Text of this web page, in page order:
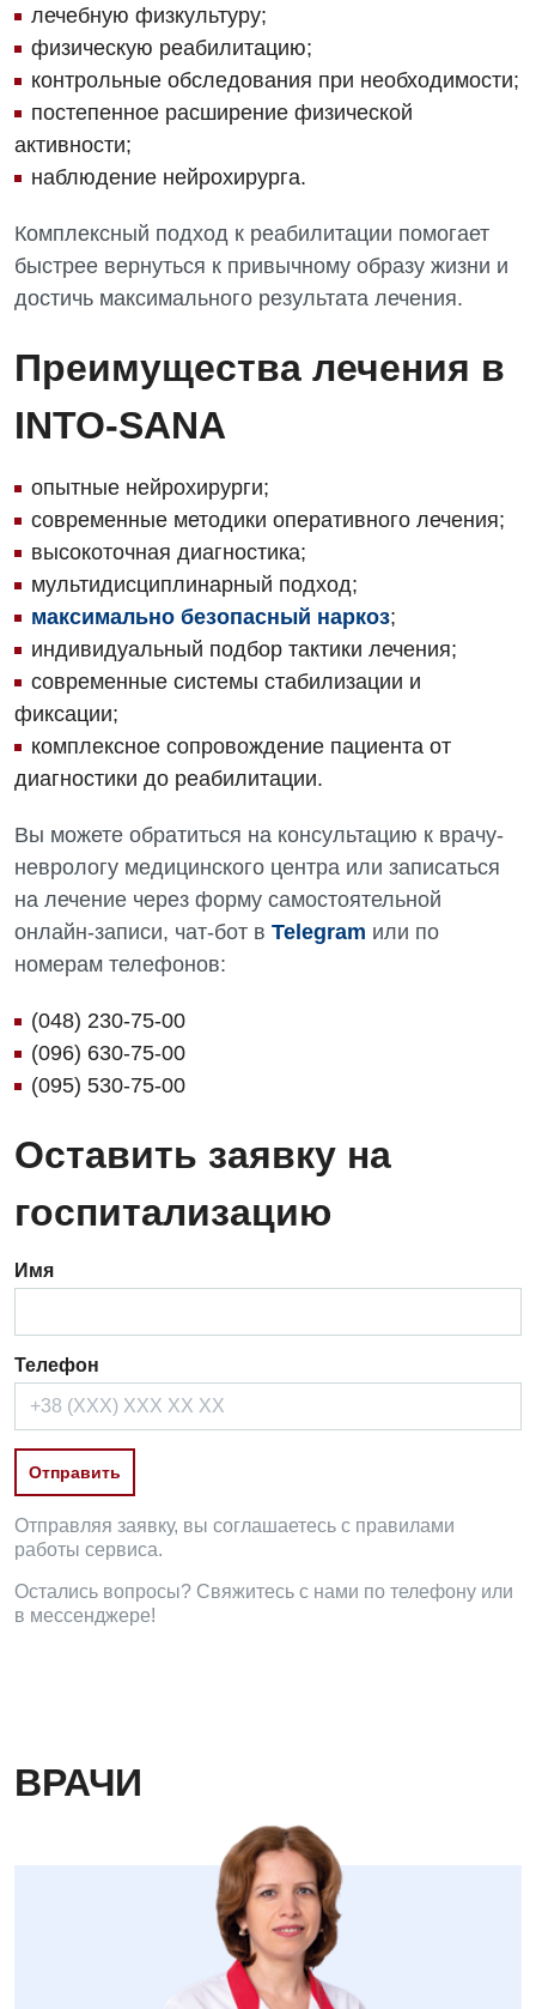
лечебную физкультуру;
физическую реабилитацию;
контрольные обследования при необходимости;
постепенное расширение физической
активности;
наблюдение нейрохирурга.
Комплексный подход к реабилитации помогает
быстрее вернуться к привычному образу жизни и
достичь максимального результата лечения.
Преимущества лечения в
INTO-SANA
опытные нейрохирурги;
современные методики оперативного лечения;
высокоточная диагностика;
мультидисциплинарный подход;
максимально безопасный наркоз;
индивидуальный подбор тактики лечения;
современные системы стабилизации и
фиксации;
комплексное сопровождение пациента от
диагностики до реабилитации.
Вы можете обратиться на консультацию к врачу-
неврологу медицинского центра или записаться
на лечение через форму самостоятельной
онлайн-записи, чат-бот в Telegram или по
номерам телефонов:
(048) 230-75-00
(096) 630-75-00
(095) 530-75-00
Оставить заявку на
госпитализацию
Имя
Телефон
Отправляя заявку, вы соглашаетесь с правилами
работы сервиса.
Остались вопросы? Свяжитесь с нами по телефону или
в мессенджере!
ВРАЧИ